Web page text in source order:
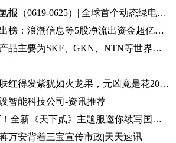
天天快资讯：国际氢报（0619-0625）| 全球首个动态绿电制氨工厂初具规模；MTU开发液氢航空燃料电池技术；道达尔致力于绿氢炼油……
计算机行业资金流出榜：浪潮信息等5股净流出资金超亿元_世界热文
力星股份：我公司产品主要为SKF、GKN、NTN等世界著名的轴承公司配套 全球热点评
惊呆！女子全身皮肤红得发紫犹如火龙果，元凶竟是花20块钱买的……_每日观点
智能科技公司-资讯推荐
莫问今朝 再战天下！全新《天下贰》主题服邀你续写国韵风华！_当前播报
万安背着三宝宣传市政|天天速讯